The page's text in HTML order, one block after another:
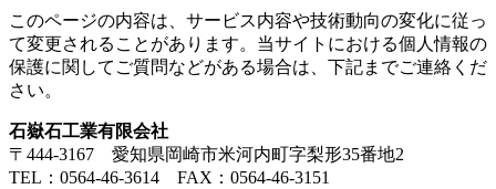
このページの内容は、サービス内容や技術動向の変化に従っ
て変更されることがあります。当サイトにおける個人情報の
保護に関してご質問などがある場合は、下記までご連絡くだ
さい。
石嶽石工業有限会社
〒444-3167 愛知県岡崎市米河内町字梨形35番地2
TEL：0564-46-3614 FAX：0564-46-3151